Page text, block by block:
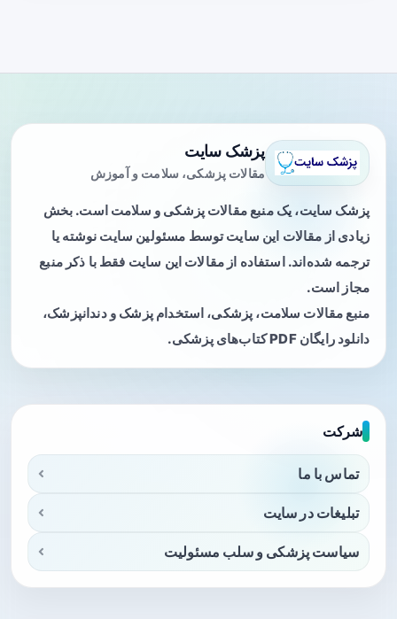
پزشک سایت
مقالات پزشکی، سلامت و آموزش
پزشک سایت، یک منبع مقالات پزشکی و سلامت است. بخش
زیادی از مقالات این سایت توسط مسئولین سایت نوشته یا
ترجمه شده‌اند. استفاده از مقالات این سایت فقط با ذکر منبع
مجاز است.
منبع مقالات سلامت، پزشکی، استخدام پزشک و دندانپزشک،
دانلود رایگان PDF کتاب‌های پزشکی.
شرکت
تماس با ما
تبلیغات در سایت
سیاست پزشکی و سلب مسئولیت